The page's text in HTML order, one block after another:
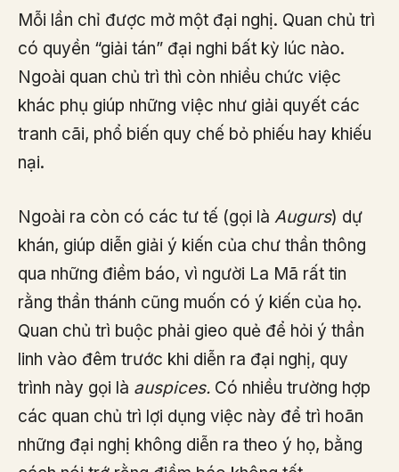
Mỗi lần chỉ được mở một đại nghị. Quan chủ trì
có quyền “giải tán” đại nghi bất kỳ lúc nào.
Ngoài quan chủ trì thì còn nhiều chức việc
khác phụ giúp những việc như giải quyết các
tranh cãi, phổ biến quy chế bỏ phiếu hay khiếu
nại.
Ngoài ra còn có các tư tế (gọi là Augurs) dự
khán, giúp diễn giải ý kiến của chư thần thông
qua những điềm báo, vì người La Mã rất tin
rằng thần thánh cũng muốn có ý kiến của họ.
Quan chủ trì buộc phải gieo quẻ để hỏi ý thần
linh vào đêm trước khi diễn ra đại nghị, quy
trình này gọi là auspices. Có nhiều trường hợp
các quan chủ trì lợi dụng việc này để trì hoãn
những đại nghị không diễn ra theo ý họ, bằng